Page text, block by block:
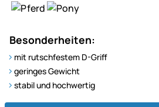
Besonderheiten:
mit rutschfestem D-Griff
geringes Gewicht
stabil und hochwertig